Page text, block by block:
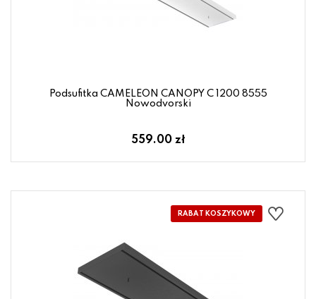
Podsufitka CAMELEON CANOPY C 1200 8555
Nowodvorski
559.00 zł